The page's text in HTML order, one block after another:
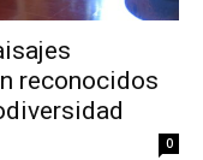
reconocidos
0